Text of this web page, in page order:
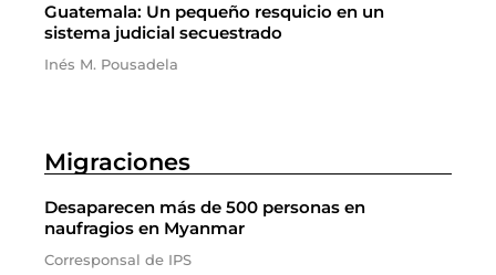
Guatemala: Un pequeño resquicio en un
sistema judicial secuestrado
Inés M. Pousadela
Migraciones
Desaparecen más de 500 personas en
naufragios en Myanmar
Corresponsal de IPS